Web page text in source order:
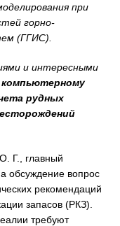
при
горно-
(ГГИС).
и интересными
компьютерному
рудных
Г., главный
обсуждение вопрос
рекомендаций
запасов (РКЗ).
требуют